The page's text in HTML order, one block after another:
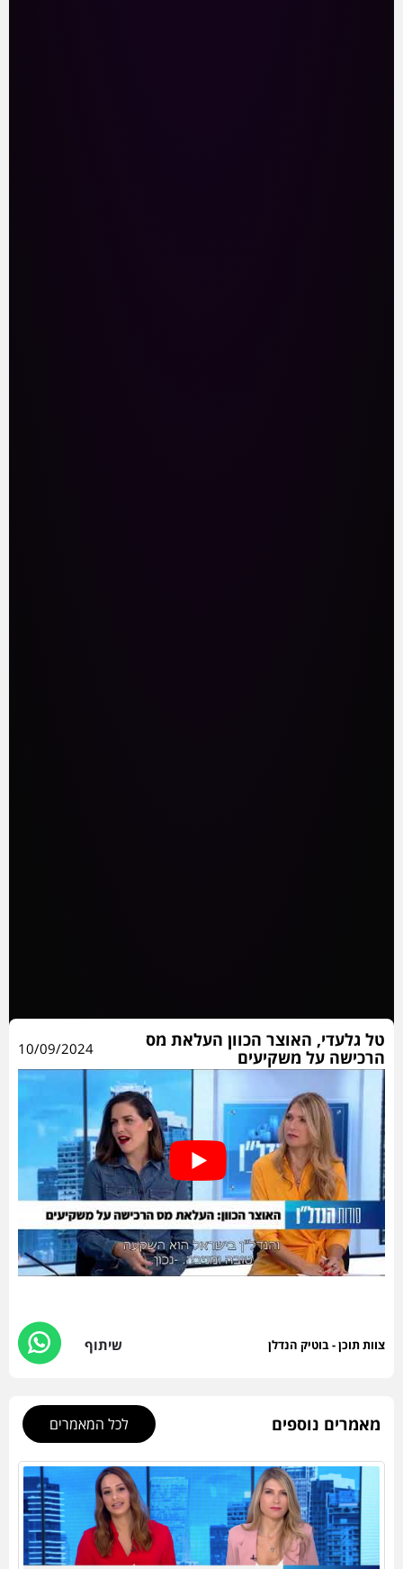
טל גלעדי, האוצר הכוון העלאת מס
הרכישה על משקיעים
10/09/2024
צוות תוכן - בוטיק הנדלן שיתוף
מאמרים נוספים לכל המאמרים